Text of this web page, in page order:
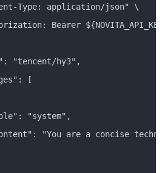
Type: application/json" \
Bearer
"tencent/hy3",
[
"system",
"You are a concise